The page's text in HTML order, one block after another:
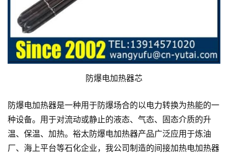
防爆电加热器芯
防爆电加热器是一种用于防爆场合的以电力转换为热能的一
种设备。用于对流动或静止的液态、气态、固态介质的升
温、保温、加热。裕太防爆电加热器产品广泛应用于炼油
厂、海上平台等石化企业，我公司制造的间接加热电加热器